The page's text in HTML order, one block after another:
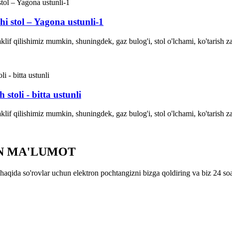
stol – Yagona ustunli-1
qilishimiz mumkin, shuningdek, gaz bulog'i, stol o'lchami, ko'tarish
stoli - bitta ustunli
qilishimiz mumkin, shuningdek, gaz bulog'i, stol o'lchami, ko'tarish
MA'LUMOT
so'rovlar uchun elektron pochtangizni bizga qoldiring va biz 24